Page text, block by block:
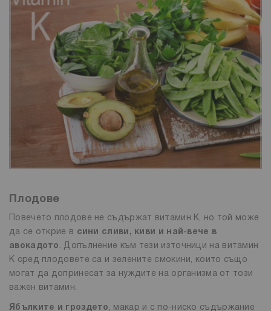
Плодове
Повечето плодове не съдържат витамин К, но той може
да се открие в сини сливи, киви и най-вече в
авокадото . Допълнение към тези източници на витамин
К сред плодовете са и зелените смокини, които също
могат да допринесат за нуждите на организма от този
важен витамин.
Ябълките и гроздето , макар и с по-ниско съдържание